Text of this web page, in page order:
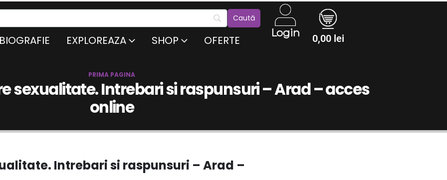
EXPLOREAZA SHOP OFERTE
Login 0,00 lei
PRIMA PAGINA
sexualitate. Intrebari si raspunsuri – Arad – acces
online
Intrebari si raspunsuri – Arad –